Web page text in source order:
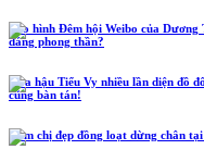
Tạo hình Đêm hội Weibo của
đáng phong thần?
Hoa hậu Tiểu Vy nhiều lần diện đồ
cũng bàn tán!
Năm chị đẹp đồng loạt dừng chân